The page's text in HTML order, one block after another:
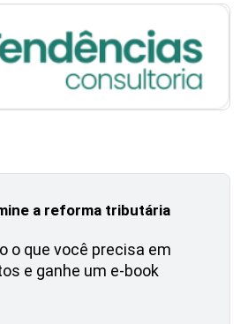
a reforma tributária
o que você precisa em
e ganhe um e-book